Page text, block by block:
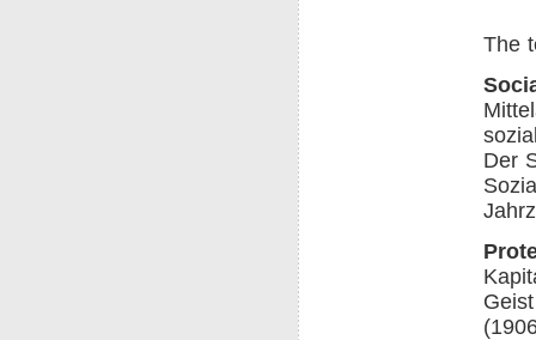
The
Der